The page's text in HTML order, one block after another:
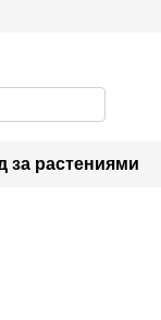
за растениями